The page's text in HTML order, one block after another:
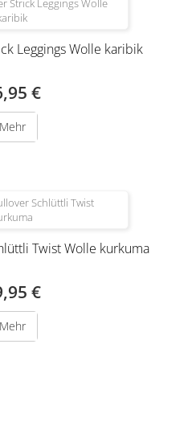
Leggings Wolle karibik
€
Mehr
Twist Wolle kurkuma
€
Mehr